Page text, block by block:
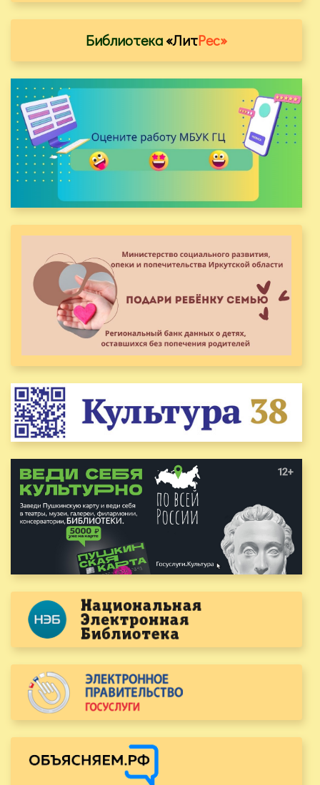
Библиотека«ЛитРес»